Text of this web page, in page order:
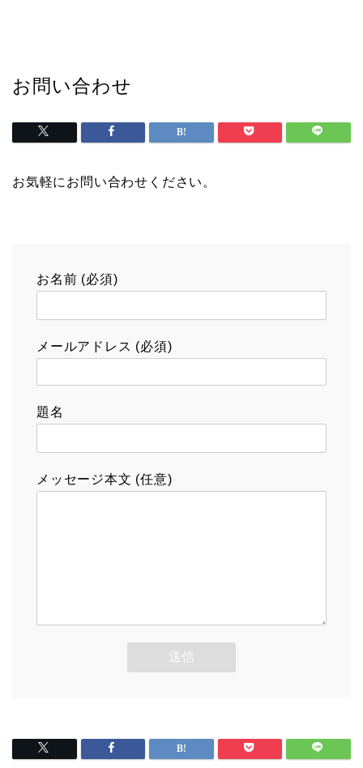
お問い合わせ
お気軽にお問い合わせください。
お名前 (必須)
メールアドレス (必須)
題名
メッセージ本文 (任意)